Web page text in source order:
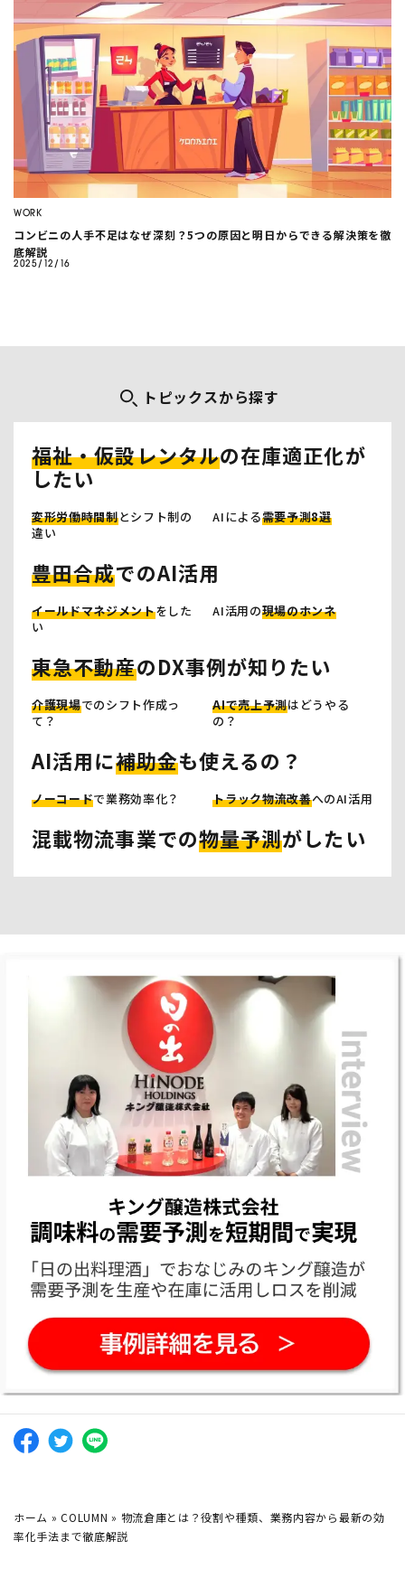
WORK
コンビニの人手不足はなぜ深刻？5つの原因と明日からできる解決策を徹
底解説
2025/12/16
トピックスから探す
福祉・仮設レンタルの在庫適正化が
したい
変形労働時間制とシフト制の
違い
AIによる需要予測8選
豊田合成でのAI活用
イールドマネジメントをした
い
AI活用の現場のホンネ
東急不動産のDX事例が知りたい
介護現場でのシフト作成っ
て？
AIで売上予測はどうやる
の？
AI活用に補助金も使えるの？
ノーコードで業務効率化？ トラック物流改善へのAI活用
混載物流事業での物量予測がしたい
ホーム »COLUMN » 物流倉庫とは？役割や種類、業務内容から最新の効
率化手法まで徹底解説